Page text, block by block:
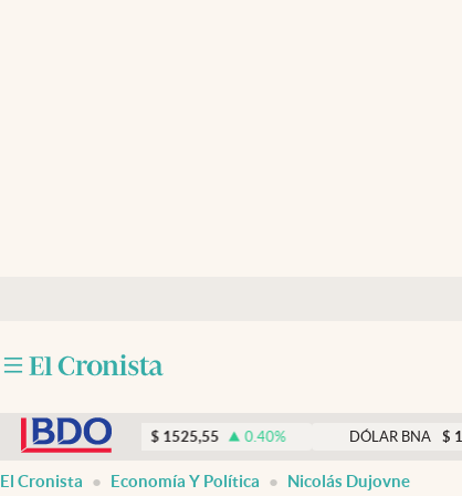
Otras secciones
DÓLAR MEP
$ 1525,55 0.40 % DÓLAR BNA $ 1520
El Cronista Economía Y Política Nicolás Dujovne